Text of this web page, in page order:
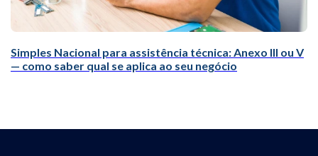
Simples Nacional para assistência técnica: Anexo III ou V
— como saber qual se aplica ao seu negócio